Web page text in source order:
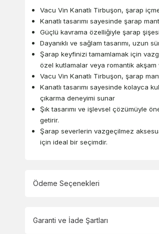
Vacu Vin Kanatlı Tirbuşon, şarap
Kanatlı tasarımı sayesinde şarap
Güçlü kavrama özelliğiyle şarap
Dayanıklı ve sağlam tasarımı, uzun
Şarap keyfinizi tamamlamak için
özel kutlamalar veya romantik akşam
Vacu Vin Kanatlı Tirbuşon, şarap
Kanatlı tasarımı sayesinde kolayca
çıkarma deneyimi sunar
Şık tasarımı ve işlevsel çözümüyle
getirir.
Şarap severlerin vazgeçilmez
için ideal bir seçimdir.
Ödeme Seçenekleri
Garanti ve İade Şartları